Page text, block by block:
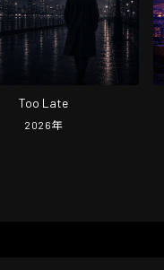
Too Late
2026年